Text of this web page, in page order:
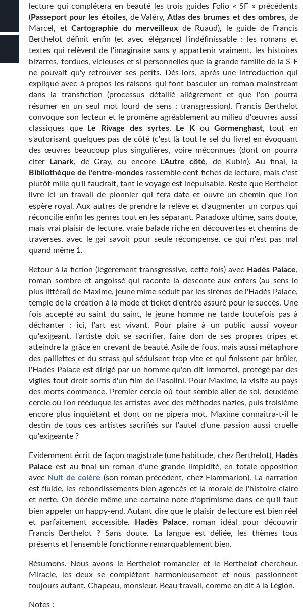
lecture qui complétera en beauté les trois guides Folio « SF » précédents
(Passeport pour les étoiles, de Valéry, Atlas des brumes et des ombres, de
Marcel, et Cartographie du merveilleux de Ruaud), le guide de Francis
Berthelot définit enfin (et avec élégance) l'indéfinissable : les romans et
textes qui relèvent de l'imaginaire sans y appartenir vraiment, les histoires
bizarres, tordues, vicieuses et si personnelles que la grande famille de la S-F
ne pouvait qu'y retrouver ses petits. Dès lors, après une introduction qui
explique avec à propos les raisons qui font basculer un roman mainstream
dans la transfiction (processus détaillé allègrement et que l'on pourra
résumer en un seul mot lourd de sens : transgression), Francis Berthelot
convoque son lecteur et le promène agréablement au milieu d'œuvres aussi
classiques que
Le Rivage des syrtes, Le K ou Gormenghast, tout en
s'autorisant quelques pas de côté (c'est là tout le sel du livre) en évoquant
des œuvres beaucoup plus singulières, voire méconnues (dont on pourra
citer
Lanark, de Gray, ou encore L'Autre côté, de Kubin). Au final, la
Bibliothèque de l'entre-mondes rassemble cent fiches de lecture, mais c'est
plutôt mille qu'il faudrait, tant le voyage est inépuisable. Reste que Berthelot
livre ici un travail de pionnier qui fera date et ouvre un chemin que l'on
espère royal. Aux autres de prendre la relève et d'augmenter un corpus qui
réconcilie enfin les genres tout en les séparant. Paradoxe ultime, sans doute,
mais vrai plaisir de lecture, vraie balade riche en découvertes et chemins de
traverses, avec le gai savoir pour seule récompense, ce qui n'est pas mal
quand même 1.
Retour à la fiction (légèrement transgressive, cette fois) avec Hadès Palace,
roman sombre et angoissé qui raconte la descente aux enfers (au sens le
plus littéral) de Maxime, jeune mime séduit par les sirènes de l'Hadès Palace,
temple de la création à la mode et ticket d'entrée assuré pour le succès. Une
fois accepté au saint du saint, le jeune homme ne tarde toutefois pas à
déchanter : ici, l'art est vivant. Pour plaire à un public aussi voyeur
qu'exigeant, l'artiste doit se sacrifier, faire don de ses propres tripes et
atteindre la grâce en crevant de beauté. Asile de fous, mais aussi métaphore
des paillettes et du strass qui séduisent trop vite et qui finissent par brûler,
l'Hadès Palace est dirigé par un homme qu'on dit immortel, protégé par des
vigiles tout droit sortis d'un film de Pasolini. Pour Maxime, la visite au pays
des morts commence. Premier cercle où tout semble aller de soi, deuxième
cercle où l'on rééduque les artistes avec des méthodes nazies, puis troisième
encore plus inquiétant et dont on ne pipera mot. Maxime connaîtra-t-il le
destin de tous ces artistes sacrifiés sur l'autel d'une passion aussi cruelle
qu'exigeante ?
Evidemment écrit de façon magistrale (une habitude, chez Berthelot), Hadès
Palaceest au final un roman d'une grande limpidité, en totale opposition
avec Nuit de colère (son roman précédent, chez Flammarion). La narration
est fluide, les rebondissements bien agencés et la morale de l'histoire claire
et nette. On décèle même une certaine note d'optimisme dans ce qu'il faut
bien appeler un happy-end. Autant dire que le plaisir de lecture est bien réel
et parfaitement accessible.
Hadès Palace, roman idéal pour découvrir
Francis Berthelot ? Sans doute. La langue est déliée, les thèmes tous
présents et l'ensemble fonctionne remarquablement bien.
Résumons. Nous avons le Berthelot romancier et le Berthelot chercheur.
Miracle, les deux se complètent harmonieusement et nous passionnent
toujours autant. Chapeau, monsieur. Beau travail, comme on dit à la Légion.
Notes :